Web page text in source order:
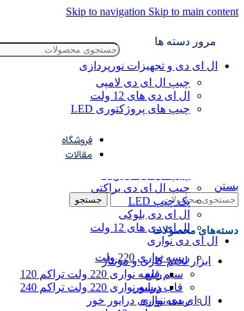
Skip to navigation Skip to main content
مرور دسته ها
ال‌ ای‌ دی و تجهیزات نورپردازی
چیپ ال ای دی لامپی
ال ای دی‌ های 12 ولت
چیپ‌ های پروژکتوری LED
چیپ ال ای دی براکتی
پک چیپ LED
ال ای دی بلوکی
ال ای دی‌ های 12 ولت
ال ای دی‌ نواری
ریسه نواری 220 ولت
ریسه نواری 220 ولت تراکم 120
ریسه نواری 220 ولت تراکم 240
ریسه نواری درایور خور
فروشگاه
مقالات
بستن
جستجو
دسته‌های محصولات
ابزار لحیم کاری و مونتاژ
سیم قلع
قاب درایور
ال ای دی‌ نواری